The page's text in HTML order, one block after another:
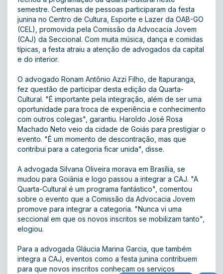
semestre. Centenas de pessoas participaram da festa
junina no Centro de Cultura, Esporte e Lazer da OAB-GO
(CEL), promovida pela Comissão da Advocacia Jovem
(CAJ) da Seccional. Com muita música, dança e comidas
típicas, a festa atraiu a atenção de advogados da capital
e do interior.
O advogado Ronam Antônio Azzi Filho, de Itapuranga,
fez questão de participar desta edição da Quarta-
Cultural. "É importante pela integração, além de ser uma
oportunidade para troca de experiência e conhecimento
com outros colegas", garantiu. Haroldo José Rosa
Machado Neto veio da cidade de Goiás para prestigiar o
evento. "É um momento de descontração, mas que
contribui para a categoria ficar unida", disse.
A advogada Silvana Oliveira morava em Brasília, se
mudou para Goiânia e logo passou a integrar a CAJ. "A
Quarta-Cultural é um programa fantástico", comentou
sobre o evento que a Comissão da Advocacia Jovem
promove para integrar a categoria. "Nunca vi uma
seccional em que os novos inscritos se mobilizam tanto",
elogiou.
Para a advogada Gláucia Marina Garcia, que também
integra a CAJ, eventos como a festa junina contribuem
para que novos inscritos conheçam os serviços